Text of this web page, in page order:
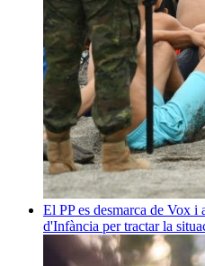
El PP es desmarca de Vox i
d'Infància per tractar la